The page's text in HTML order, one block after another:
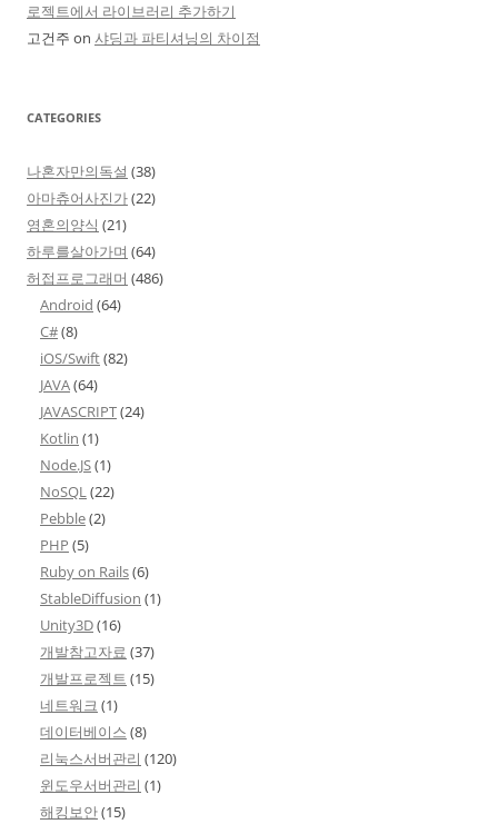
로젝트에서 라이브러리 추가하기
고건주 on 샤딩과 파티셔닝의 차이점
CATEGORIES
나혼자만의독설 (38)
아마츄어사진가(22)
영혼의양식 (21)
하루를살아가며 (64)
허접프로그래머 (486)
Android (64)
C#(8)
iOS/Swift(82)
JAVA(64)
JAVASCRIPT(24)
Kotlin (1)
Node.JS(1)
NoSQL(22)
Pebble(2)
PHP (5)
Ruby on Rails(6)
StableDiffusion (1)
Unity3D(16)
개발참고자료 (37)
개발프로젝트 (15)
네트워크 (1)
데이터베이스 (8)
리눅스서버관리 (120)
윈도우서버관리 (1)
해킹보안(15)